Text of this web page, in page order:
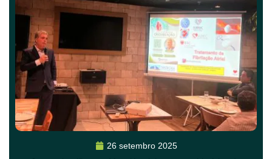
26 setembro 2025